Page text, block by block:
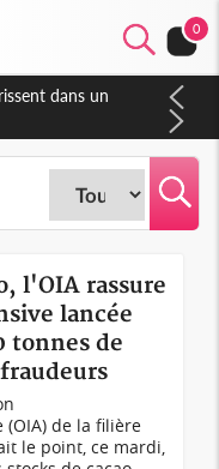
0
dans un
l'OIA rassure
lancée
tonnes de
de la filière
le point, ce mardi,